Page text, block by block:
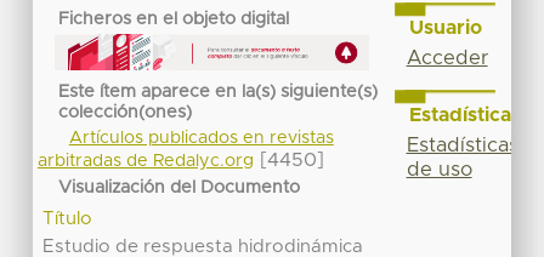
Ficheros en el objeto digital
Este ítem aparece en la(s) siguiente(s)
colección(ones)
Artículos publicados en revistas
arbitradas de Redalyc.org
[4450]
Visualización del Documento
Título
Estudio de respuesta hidrodinámica
Usuario
Acceder
Estadísticas
Estadísticas
de uso